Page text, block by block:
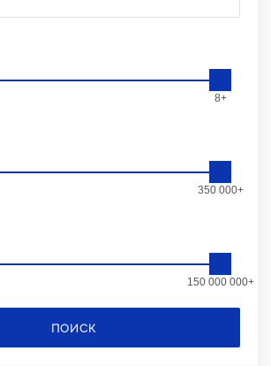
8+
350 000+
150 000 000+
ПОИСК